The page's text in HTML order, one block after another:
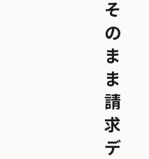
そ
の
ま
ま
請
求
デ